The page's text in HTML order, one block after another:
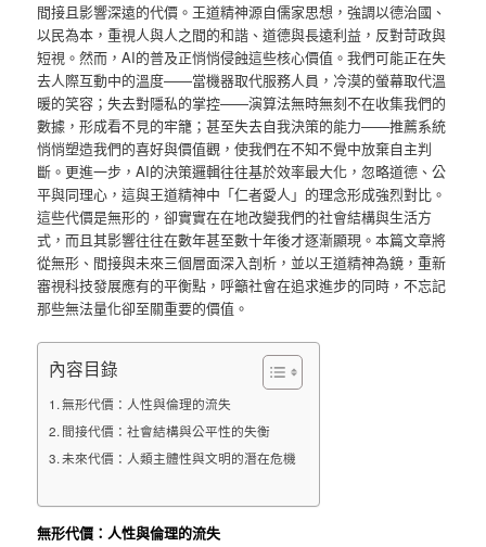
間接且影響深遠的代價。王道精神源自儒家思想，強調以德治國、
以民為本，重視人與人之間的和諧、道德與長遠利益，反對苛政與
短視。然而，AI的普及正悄悄侵蝕這些核心價值。我們可能正在失
去人際互動中的溫度——當機器取代服務人員，冷漠的螢幕取代溫
暖的笑容；失去對隱私的掌控——演算法無時無刻不在收集我們的
數據，形成看不見的牢籠；甚至失去自我決策的能力——推薦系統
悄悄塑造我們的喜好與價值觀，使我們在不知不覺中放棄自主判
斷。更進一步，AI的決策邏輯往往基於效率最大化，忽略道德、公
平與同理心，這與王道精神中「仁者愛人」的理念形成強烈對比。
這些代價是無形的，卻實實在在地改變我們的社會結構與生活方
式，而且其影響往往在數年甚至數十年後才逐漸顯現。本篇文章將
從無形、間接與未來三個層面深入剖析，並以王道精神為鏡，重新
審視科技發展應有的平衡點，呼籲社會在追求進步的同時，不忘記
那些無法量化卻至關重要的價值。
內容目錄
無形代價：人性與倫理的流失
間接代價：社會結構與公平性的失衡
未來代價：人類主體性與文明的潛在危機
無形代價：人性與倫理的流失